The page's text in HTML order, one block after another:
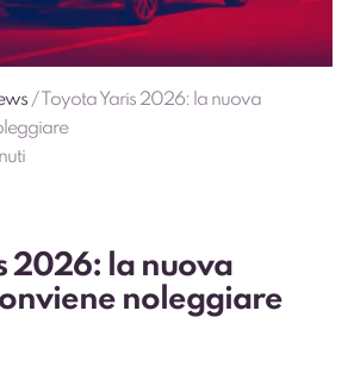
/ Toyota Yaris 2026: la nuova
2026: la nuova
noleggiare